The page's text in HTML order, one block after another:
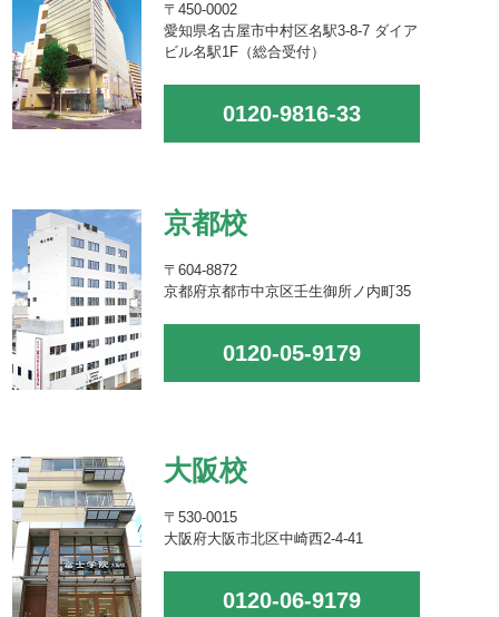
〒450-0002
愛知県名古屋市中村区名駅3-8-7 ダイア
ビル名駅1F（総合受付）
0120-9816-33
京都校
〒604-8872
京都府京都市中京区壬生御所ノ内町35
0120-05-9179
大阪校
〒530-0015
大阪府大阪市北区中崎西2-4-41
0120-06-9179